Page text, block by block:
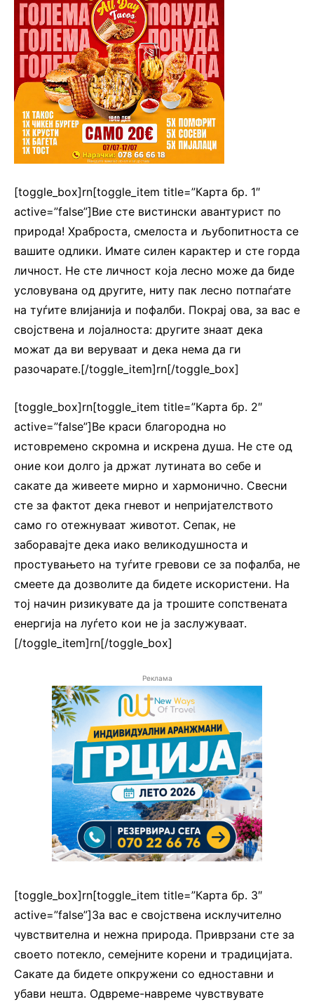
[toggle_box]rn[toggle_item title=”Карта бр. 1″
active=”false”]Вие сте вистински авантурист по
природа! Храброста, смелоста и љубопитноста се
вашите одлики. Имате силен карактер и сте горда
личност. Не сте личност која лесно може да биде
условувана од другите, ниту пак лесно потпаѓате
на туѓите влијанија и пофалби. Покрај ова, за вас е
својствена и лојалноста: другите знаат дека
можат да ви веруваат и дека нема да ги
разочарате.[/toggle_item]rn[/toggle_box]
[toggle_box]rn[toggle_item title=”Карта бр. 2″
active=”false”]Ве краси благородна но
истовремено скромна и искрена душа. Не сте од
оние кои долго ја држат лутината во себе и
сакате да живеете мирно и хармонично. Свесни
сте за фактот дека гневот и непријателството
само го отежнуваат животот. Сепак, не
заборавајте дека иако великодушноста и
простувањето на туѓите гревови се за пофалба, не
смеете да дозволите да бидете искористени. На
тој начин ризикувате да ја трошите сопствената
енергија на луѓето кои не ја заслужуваат.
[/toggle_item]rn[/toggle_box]
Реклама
[toggle_box]rn[toggle_item title=”Карта бр. 3″
active=”false”]За вас е својствена исклучително
чувствителна и нежна природа. Приврзани сте за
своето потекло, семејните корени и традицијата.
Сакате да бидете опкружени со едноставни и
убави нешта. Одвреме-навреме чувствувате